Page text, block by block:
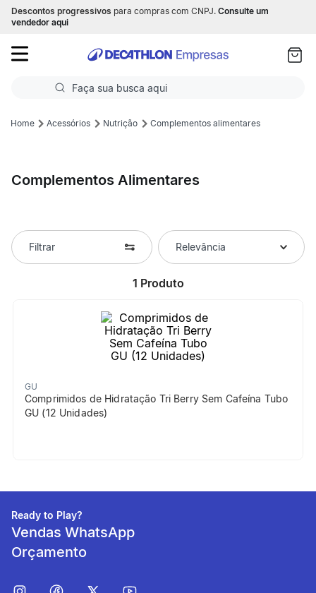
Descontos progressivos para compras com CNPJ. Consulte um
vendedor aqui
Faça sua busca aqui
Termos mais buscados
2ºCorrida
5ºFutebol Campo
Acessórios Nutrição Complementos alimentares
Complementos Alimentares
Filtrar Relevância
1 Produto
GU
Comprimidos de Hidratação Tri Berry Sem Cafeína Tubo
GU (12 Unidades)
Ready to Play?
Vendas WhatsApp
Orçamento